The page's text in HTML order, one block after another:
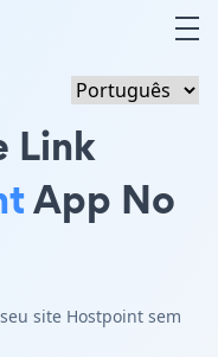
Link
App No
site Hostpoint sem